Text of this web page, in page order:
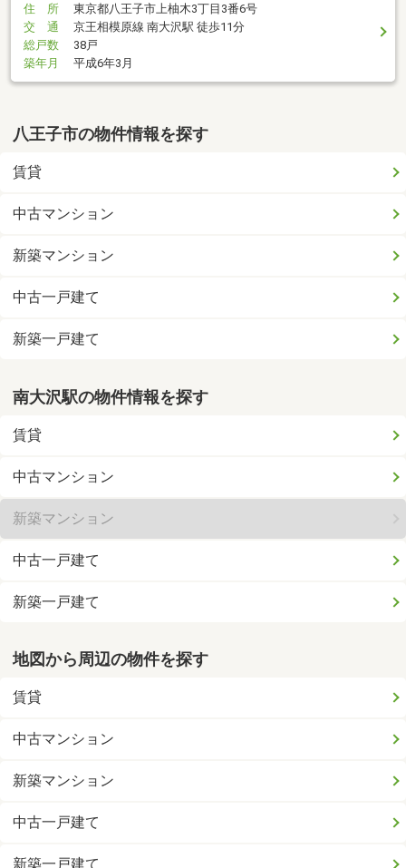
住 所
東京都八王子市上柚木3丁目3番6号
交 通
京王相模原線 南大沢駅 徒歩11分
総戸数
38戸
築年月
平成6年3月
八王子市の物件情報を探す
賃貸
中古マンション
新築マンション
中古一戸建て
新築一戸建て
南大沢駅の物件情報を探す
賃貸
中古マンション
新築マンション
中古一戸建て
新築一戸建て
地図から周辺の物件を探す
賃貸
中古マンション
新築マンション
中古一戸建て
新築一戸建て